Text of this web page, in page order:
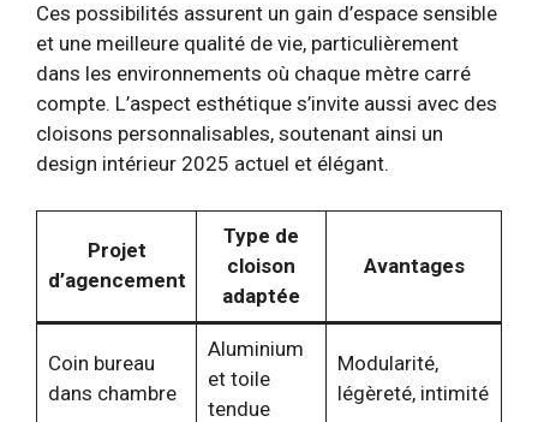
Ces possibilités assurent un gain d’espace sensible
et une meilleure qualité de vie, particulièrement
dans les environnements où chaque mètre carré
compte. L’aspect esthétique s’invite aussi avec des
cloisons personnalisables, soutenant ainsi un
design intérieur 2025 actuel et élégant.
Projet
d’agencement
Type de
cloison
adaptée
Avantages
Coin bureau
dans chambre
Aluminium
et toile
tendue
Modularité,
légèreté, intimité